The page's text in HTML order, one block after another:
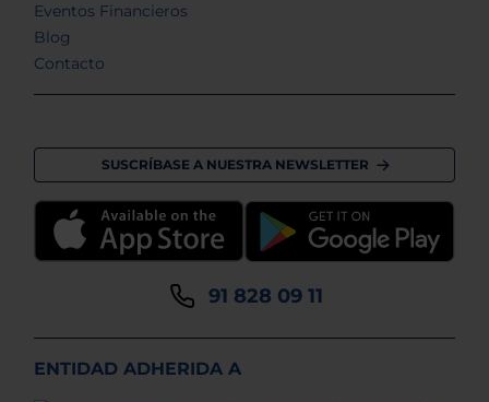
Eventos Financieros
Blog
Contacto
SUSCRÍBASE A NUESTRA NEWSLETTER
91 828 09 11
ENTIDAD ADHERIDA A